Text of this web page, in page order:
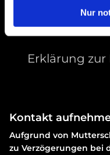
Nur
Erklärung
Kontakt
Aufgrund von
zu Verzögerungen bei